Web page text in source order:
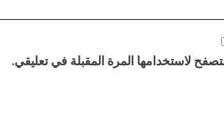
لاستخدامها المرة المقبلة في تعليقي.